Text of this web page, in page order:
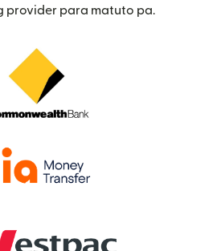
provider para matuto pa.